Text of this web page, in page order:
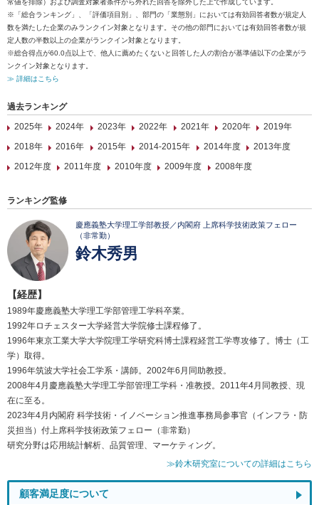
常値を排除）および調査対象者条件から外れた回答を除外した上で作成しています。
※「総合ランキング」、「評価項目別」、部門の「業態別」においては有効回答者数が規定人
数を満たした企業のみランクイン対象となります。その他の部門においては有効回答者数が規
定人数の半数以上の企業がランクイン対象となります。
※総合得点が60.0点以上で、他人に薦めたくないと回答した人の割合が基準値以下の企業がラ
ンクイン対象となります。
≫ 詳細はこちら
過去ランキング
2025年
2024年 2023年 2022年 2021年 2020年
2019年
2018年
2016年 2015年 2014-2015年 2014年度
2013年度
2012年度
2011年度 2010年度 2009年度 2008年度
ランキング監修
慶應義塾大学理工学部教授／内閣府 上席科学技術政策フェロー
（非常勤）
鈴木秀男
【経歴】
1989年慶應義塾大学理工学部管理工学科卒業。
1992年ロチェスター大学経営大学院修士課程修了。
1996年東京工業大学大学院理工学研究科博士課程経営工学専攻修了。博士（工
学）取得。
1996年筑波大学社会工学系・講師。2002年6月同助教授。
2008年4月慶應義塾大学理工学部管理工学科・准教授。2011年4月同教授、現
在に至る。
2023年4月内閣府 科学技術・イノベーション推進事務局参事官（インフラ・防
災担当）付上席科学技術政策フェロー（非常勤）
研究分野は応用統計解析、品質管理、マーケティング。
≫鈴木研究室についての詳細はこちら
顧客満足度について